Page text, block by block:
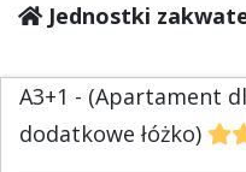
Jednostki
A3+1 - (Apartament
dodatkowe łóżko)